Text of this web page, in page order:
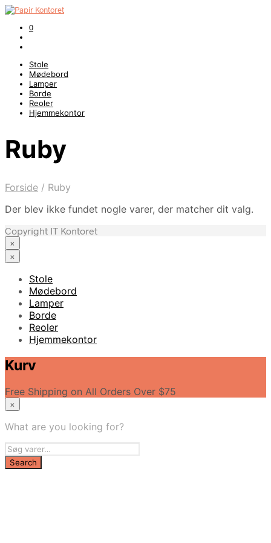
0
Stole
Mødebord
Lamper
Borde
Reoler
Hjemmekontor
Ruby
Forside / Ruby
Der blev ikke fundet nogle varer, der matcher dit valg.
Copyright IT Kontoret
×
×
Stole
Mødebord
Lamper
Borde
Reoler
Hjemmekontor
Kurv
Free Shipping on All Orders Over $75
×
What are you looking for?